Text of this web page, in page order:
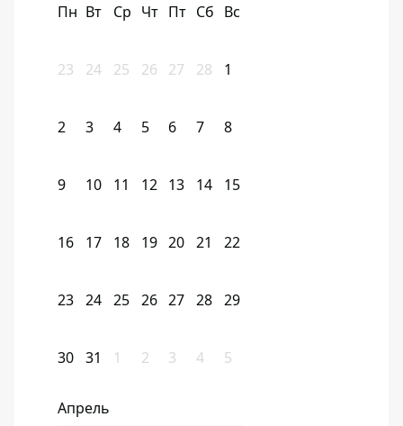
Пн Вт Ср Чт Пт Сб Вс
23 24 25 26 27 28 1
2 3 4 5 6 7 8
9 10 11 12 13 14 15
16 17 18 19 20 21 22
23 24 25 26 27 28 29
30 31 1 2 3 4 5
Апрель